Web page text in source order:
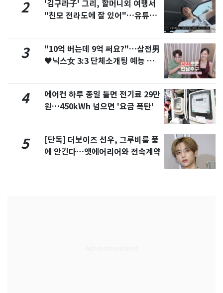
2
'김구라子' 그리, 할머니외 여행서
"친모 전라도에 잘 있어"…유튜브
3
"10억 버는데 9억 써요?"…삼전男
♥닉스女 3:3 단체소개팅 예능 화
4
에어컨 하루 종일 틀면 전기료 29만
원…450kWh 넘으면 '요금 폭탄'
5
[단독] 더보이즈 선우, 그루비룸 품
에 안긴다…앳에어리어와 전속계약